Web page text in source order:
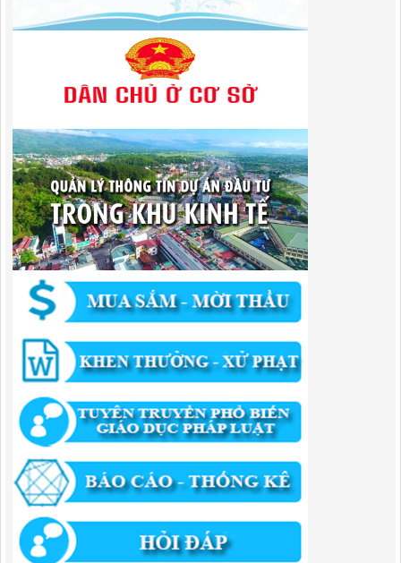
Lượt xem:320 | lượt tải:110
Quyết Định Công bố danh mục thủ tục hành chính sửa đổi, bổ sung,
bãi bỏ trong lĩnh vực đầu tư theo phương thức đối tác công tư; đấu
thầu lựa chọn nhà đầu tư thuộc thẩm quyền giải quyết của Sở Tài
chính, Ban Quản lý Khu kinh tế tỉnh, UBND cấp xã tỉnh CB
Lượt xem:306 | lượt tải:303
182/QĐ-BQLKKT
Quyết Định Công khai điều chỉnh, bổ sung Kế hoạch vốn đầu tư
công năm 2025
Lượt xem:459 | lượt tải:351
1174/QĐ-UBND
QUYẾT ĐỊNH Về việc công bố danh mục thủ tục HC được sửa đổi,bổ
sung và phê duyệt quy trình nội bộ giải quyết TTHC trong lĩnh vực
hoạt động xây dựng theo quy định phân quyền,phân cấp,phân định
thẩm quyền thuộc phạm vi giải quyết của Ban QLKKT
346/QĐ-UBND
QUYẾT ĐỊNH Về việc phê duyệt quy trình nội bộ giải quyết thủ tục
hành chính trong lĩnh vực khu công nghiệp, khu kinh tế thuộc thẩm
quyền giải quyết của Ban Quản lý Khu kinh tế tỉnh Cao Bằng
Lượt xem:515 | lượt tải:318
55/QĐ-BQLKKT
QUYẾT ĐỊNH Công khai điều chỉnh, bổ sung Kế hoạch vốn đầu tư
công năm 2025
Lượt xem:823 | lượt tải:422
294/QĐ-UBND